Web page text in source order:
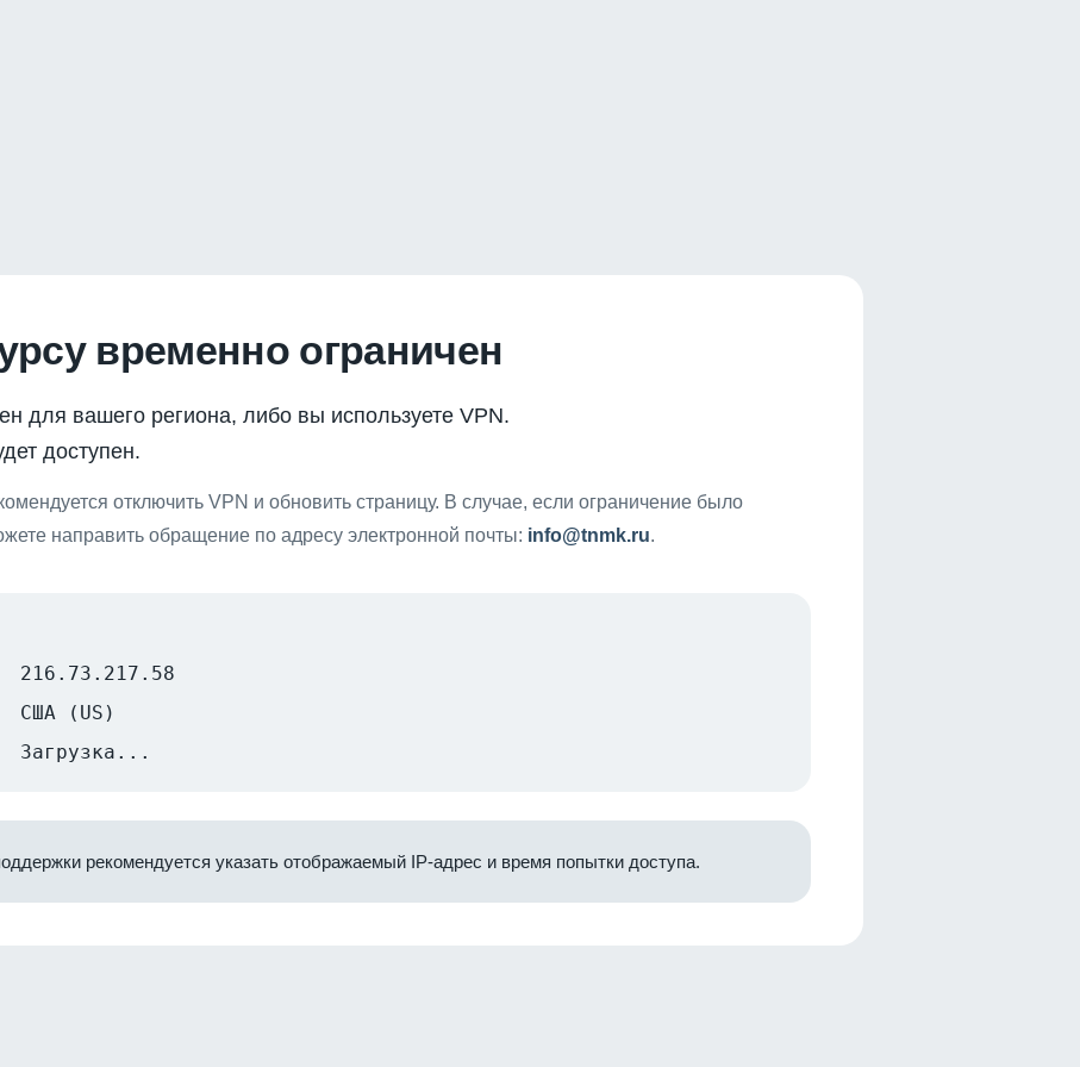
временно ограничен
для вашего региона, либо вы используете VPN.
доступен.
отключить VPN и обновить страницу. В случае, если ограничение было
направить обращение по адресу электронной почты: info@tnmk.ru.
216.73.217.58
США (US)
Загрузка...
рекомендуется указать отображаемый IP-адрес и время попытки доступа.